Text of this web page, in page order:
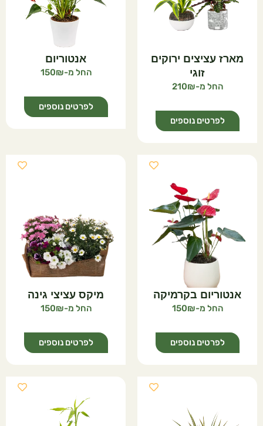
מארז עציצים ירוקים
זוגי
210
לפרטים נוספים
אנטוריום
150
לפרטים נוספים
אנטוריום בקרמיקה
150
לפרטים נוספים
מיקס עציצי גינה
150
לפרטים נוספים